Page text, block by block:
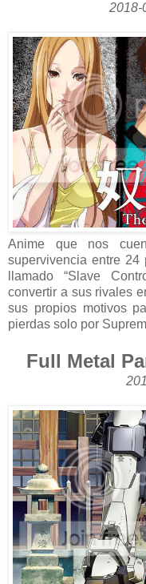
2018-
Anime que nos
supervivencia entre
llamado “Slave
convertir a sus rivales
sus propios motivos
pierdas solo por
Full Metal